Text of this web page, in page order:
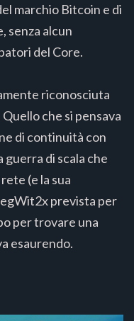
marchio Bitcoin e di
senza alcun
del Core.
riconosciuta
che si pensava
di continuità con
di scala che
(e la sua
prevista per
per trovare una
esaurendo.